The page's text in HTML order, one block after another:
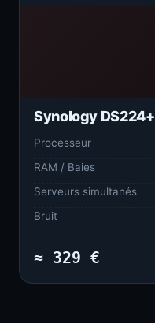
Synology DS224+
Processeur
RAM / Baies
Serveurs simultanés
Bruit
≈ 329 €